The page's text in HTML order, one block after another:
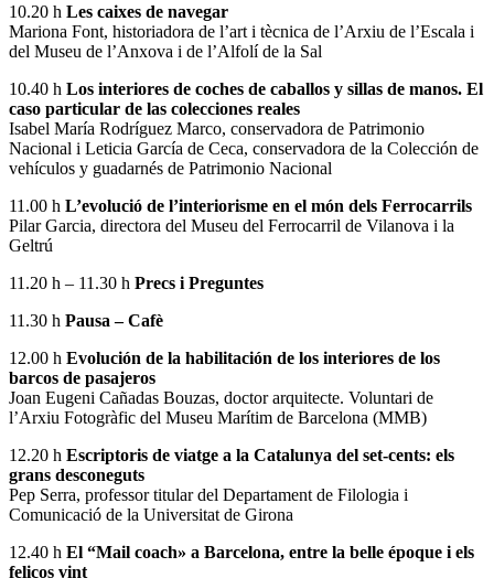
10.20 h Les caixes de navegar
Mariona Font, historiadora de l’art i tècnica de l’Arxiu de l’Escala i
del Museu de l’Anxova i de l’Alfolí de la Sal
10.40 h Los interiores de coches de caballos y sillas de manos. El
caso particular de las colecciones reales
Isabel María Rodríguez Marco, conservadora de Patrimonio
Nacional i Leticia García de Ceca, conservadora de la Colección de
vehículos y guadarnés de Patrimonio Nacional
11.00 h L’evolució de l’interiorisme en el món dels Ferrocarrils
Pilar Garcia, directora del Museu del Ferrocarril de Vilanova i la
Geltrú
11.20 h – 11.30 h Precs i Preguntes
11.30 h Pausa – Cafè
12.00 h Evolución de la habilitación de los interiores de los
barcos de pasajeros
Joan Eugeni Cañadas Bouzas, doctor arquitecte. Voluntari de
l’Arxiu Fotogràfic del Museu Marítim de Barcelona (MMB)
12.20 h Escriptoris de viatge a la Catalunya del set-cents: els
grans desconeguts
Pep Serra, professor titular del Departament de Filologia i
Comunicació de la Universitat de Girona
12.40 h El “Mail coach» a Barcelona, entre la belle époque i els
feliços vint